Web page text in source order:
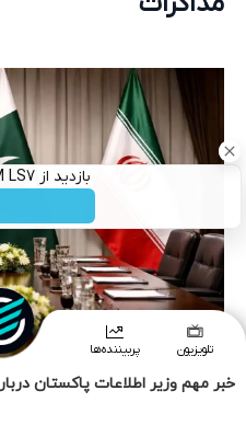
خبر مهم وزیر اطلاعات پاکستان